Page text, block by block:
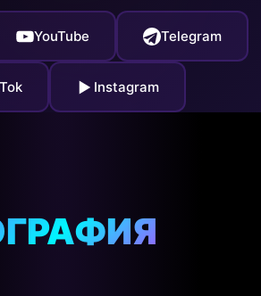
YouTube Telegram
Instagram